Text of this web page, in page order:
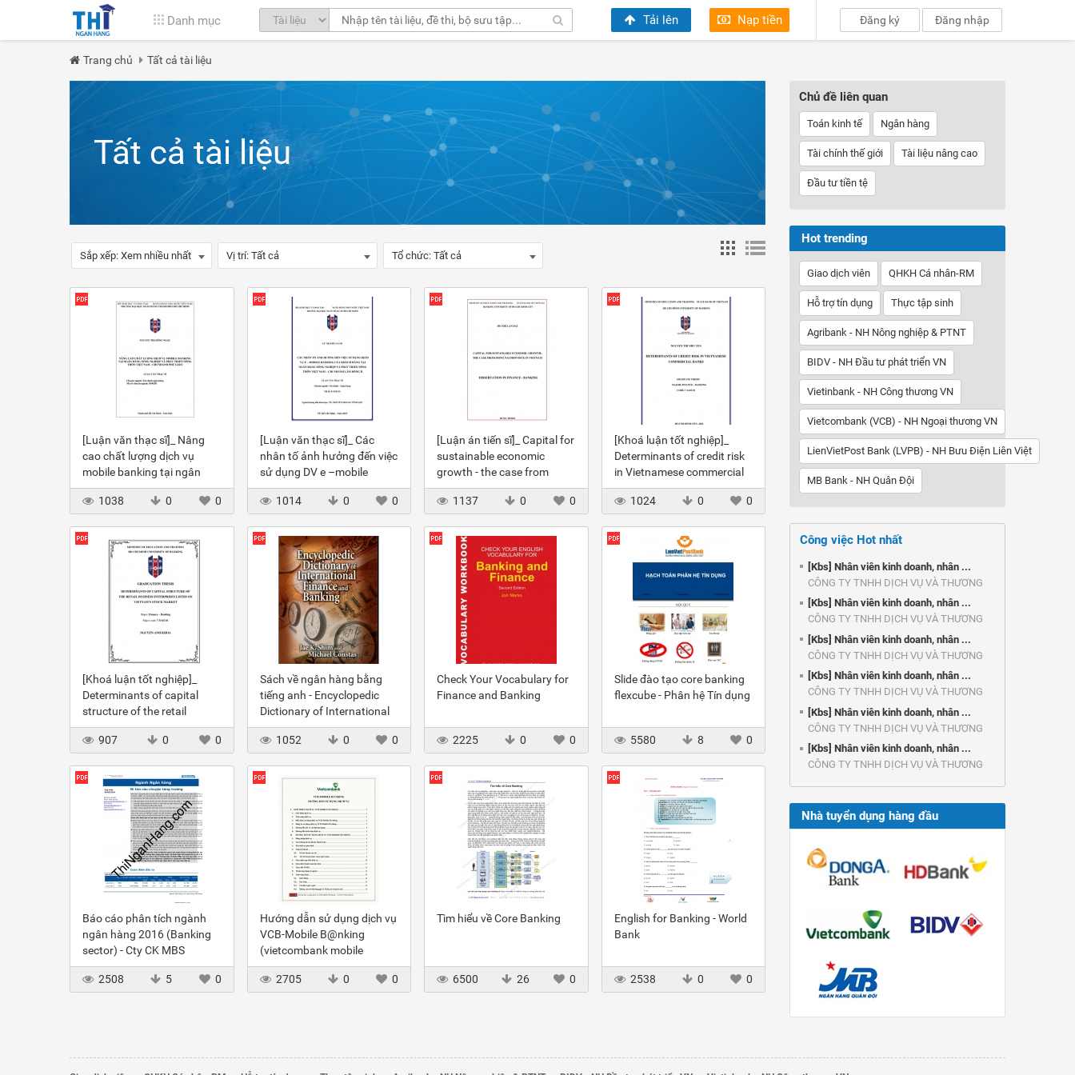
Danh mục Tải lên Nạp tiền Đăng ký Đăng nhập
Trang chủ Tất cả tài liệu
Tất cả tài liệu
Sắp xếp: Xem nhiều nhất Vị trí: Tất cả Tổ chức: Tất cả
[Luận văn thạc sĩ]_ Nâng
cao chất lượng dịch vụ
mobile banking tại ngân
hàng Agribank – CN Phú
Giáo1038 0 0
[Luận văn thạc sĩ]_ Các
nhân tố ảnh hưởng đến việc
sử dụng DV e –mobile
banking của KH tại NH
Agribank
1014 0 0
[Luận án tiến sĩ]_ Capital for
sustainable economic
growth - the case from
Dong Nai province in
Vietnam
1137 0 0
[Khoá luận tốt nghiệp]_
Determinants of credit risk
in Vietnamese commercial
banks
1024
0 0
[Khoá luận tốt nghiệp]_
Determinants of capital
structure of the retail
business enterprises listed
on vietnam’s stock market
907 0 0
Sách về ngân hàng bằng
tiếng anh - Encyclopedic
Dictionary of International
Finance and Banking
1052
0 0
Check Your Vocabulary for
Finance and Banking
2225 0 0
Slide đào tạo core banking
flexcube - Phân hệ Tín dụng
5580 8 0
Báo cáo phân tích ngành
ngân hàng 2016 (Banking
sector) - Cty CK MBS
2508 5 0
Hướng dẫn sử dụng dịch vụ
VCB-Mobile B@nking
(vietcombank mobile
banking)
2705
0 0
Tìm hiểu về Core Banking
6500 26 0
English for Banking - World
Bank
2538 0 0
Chủ đề liên quan
Toán kinh tế Ngân hàng
Tài chính thế giới Tài liệu nâng cao
Đầu tư tiền tệ
Hot trending
Giao dịch viên QHKH Cá nhân-RM
Hỗ trợ tín dụng Thực tập sinh
Agribank - NH Nông nghiệp & PTNT
BIDV - NH Đầu tư phát triển VN
Vietinbank - NH Công thương VN
Vietcombank (VCB) - NH Ngoại thương VN
LienVietPost Bank (LVPB) - NH Bưu Điện Liên Việt
MB Bank - NH Quân Đội
Công việc Hot nhất
[Kbs] Nhân viên kinh doanh, nhân ...
CÔNG TY TNHH DỊCH VỤ VÀ THƯƠNG
MẠI ...
[Kbs] Nhân viên kinh doanh, nhân ...
CÔNG TY TNHH DỊCH VỤ VÀ THƯƠNG
MẠI ...
[Kbs] Nhân viên kinh doanh, nhân ...
CÔNG TY TNHH DỊCH VỤ VÀ THƯƠNG
MẠI ...
[Kbs] Nhân viên kinh doanh, nhân ...
CÔNG TY TNHH DỊCH VỤ VÀ THƯƠNG
MẠI ...
[Kbs] Nhân viên kinh doanh, nhân ...
CÔNG TY TNHH DỊCH VỤ VÀ THƯƠNG
MẠI ...
[Kbs] Nhân viên kinh doanh, nhân ...
CÔNG TY TNHH DỊCH VỤ VÀ THƯƠNG
Nhà tuyển dụng hàng đầu